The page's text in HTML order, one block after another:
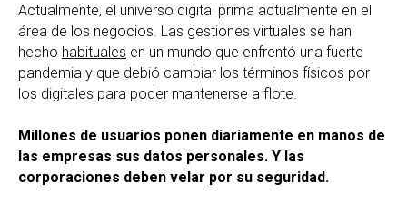
Actualmente, el universo digital prima actualmente en el
área de los negocios. Las gestiones virtuales se han
hecho habituales en un mundo que enfrentó una fuerte
pandemia y que debió cambiar los términos físicos por
los digitales para poder mantenerse a flote.
Millones de usuarios ponen diariamente en manos de
las empresas sus datos personales. Y las
corporaciones deben velar por su seguridad.